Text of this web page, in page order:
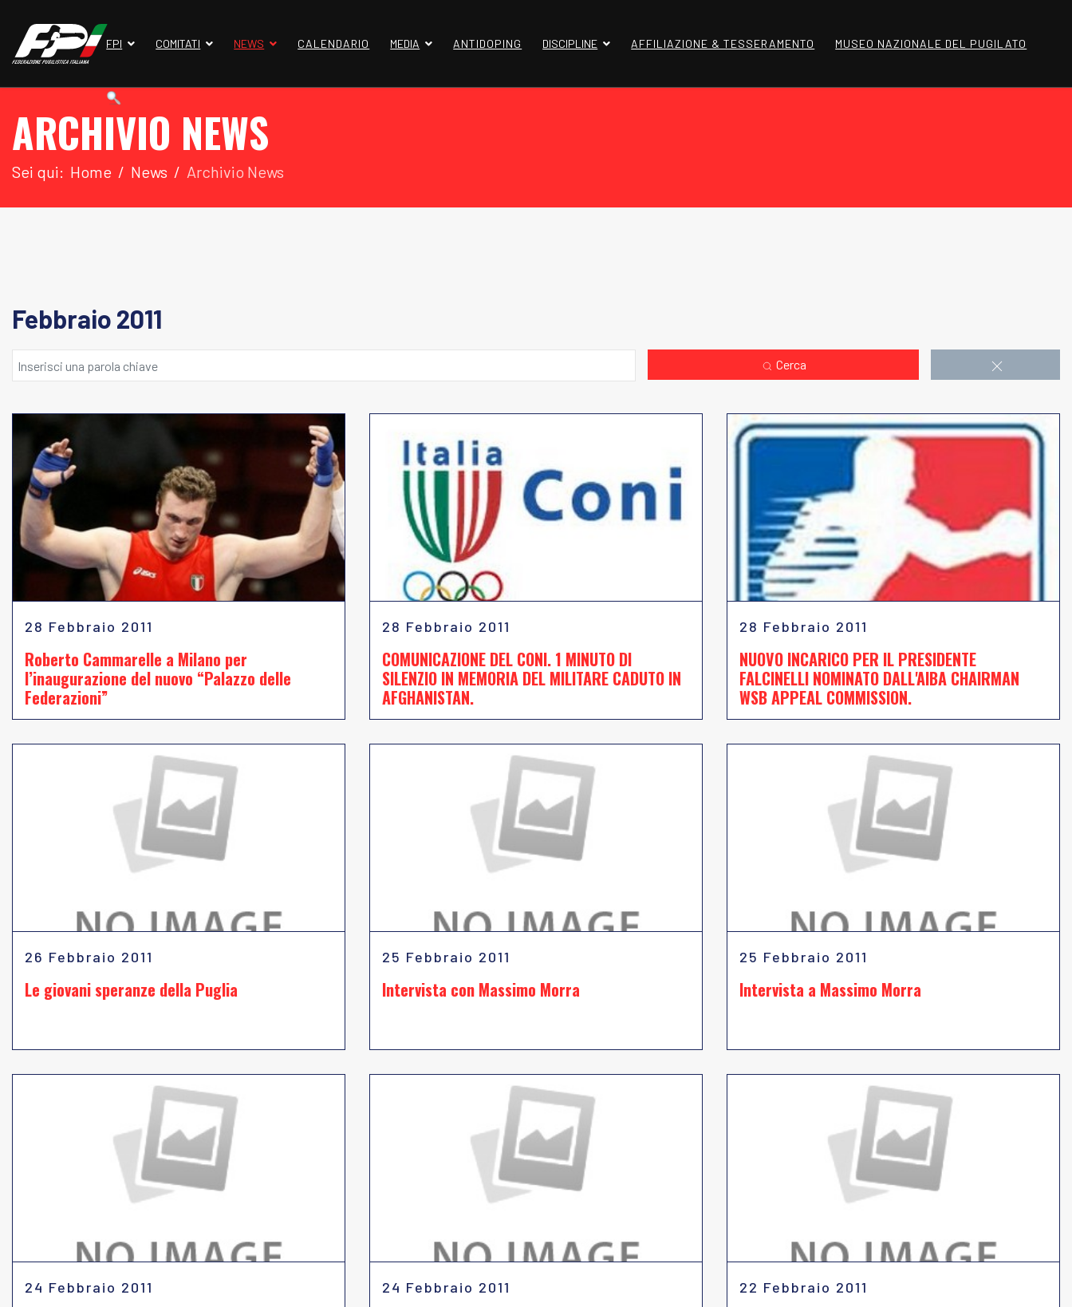
FPI COMITATI NEWS CALENDARIO MEDIA ANTIDOPING DISCIPLINE AFFILIAZIONE & TESSERAMENTO MUSEO NAZIONALE DEL PUGILATO
ARCHIVIO NEWS
Sei qui: Home News Archivio News
Febbraio 2011
Cerca
28 Febbraio 2011
Roberto Cammarelle a Milano per
l’inaugurazione del nuovo “Palazzo delle
Federazioni”
28 Febbraio 2011
COMUNICAZIONE DEL CONI. 1 MINUTO DI
SILENZIO IN MEMORIA DEL MILITARE CADUTO IN
AFGHANISTAN.
28 Febbraio 2011
NUOVO INCARICO PER IL PRESIDENTE
FALCINELLI NOMINATO DALL'AIBA CHAIRMAN
WSB APPEAL COMMISSION.
26 Febbraio 2011
Le giovani speranze della Puglia
25 Febbraio 2011
Intervista con Massimo Morra
25 Febbraio 2011
Intervista a Massimo Morra
24 Febbraio 2011 24 Febbraio 2011 22 Febbraio 2011